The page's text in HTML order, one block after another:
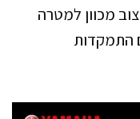
מכוון למטרה
התמקדות